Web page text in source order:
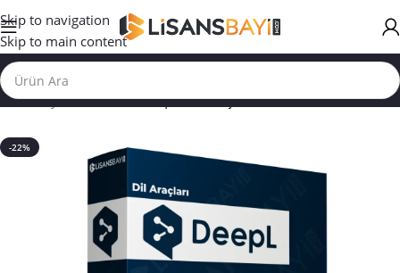
Skip to navigation
Skip to main content
Ana Sayfa/ YAPAY ZEKA | DİL ARAÇLARI
-22%